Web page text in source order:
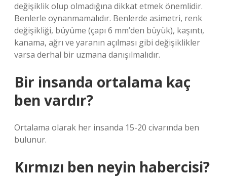
değişiklik olup olmadığına dikkat etmek önemlidir.
Benlerle oynanmamalıdır. Benlerde asimetri, renk
değişikliği, büyüme (çapı 6 mm’den büyük), kaşıntı,
kanama, ağrı ve yaranın açılması gibi değişiklikler
varsa derhal bir uzmana danışılmalıdır.
Bir insanda ortalama kaç
ben vardır?
Ortalama olarak her insanda 15-20 civarında ben
bulunur.
Kırmızı ben neyin habercisi?